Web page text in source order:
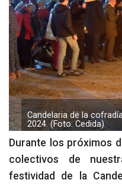
Candelaria de la
2024. (Foto: Cedida)
Durante los próximos
colectivos de
festividad de la